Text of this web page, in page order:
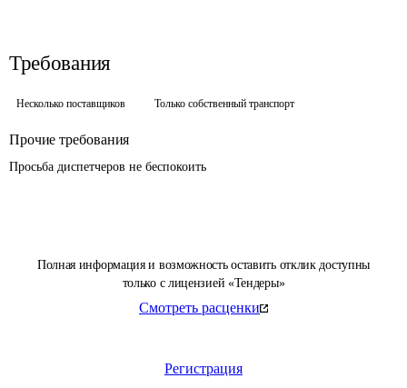
Полная информация и возможность оставить отклик доступны
только с лицензией «Тендеры»
Смотреть расценки
Регистрация
Требования
Несколько поставщиков Только собственный транспорт
Прочие требования
Просьба диспетчеров не беспокоить